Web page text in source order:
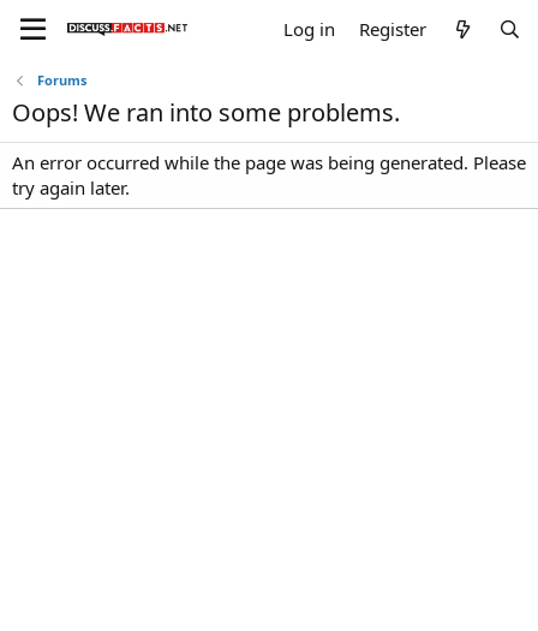
Log in Register
Forums
Oops! We ran into some problems.
An error occurred while the page was being generated. Please
try again later.